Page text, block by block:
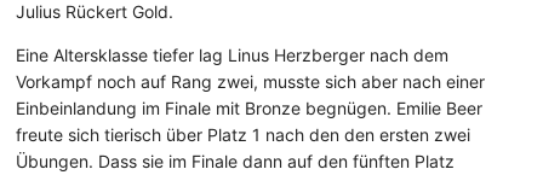
Julius Rückert Gold.
Eine Altersklasse tiefer lag Linus Herzberger nach dem
Vorkampf noch auf Rang zwei, musste sich aber nach einer
Einbeinlandung im Finale mit Bronze begnügen. Emilie Beer
freute sich tierisch über Platz 1 nach den den ersten zwei
Übungen. Dass sie im Finale dann auf den fünften Platz